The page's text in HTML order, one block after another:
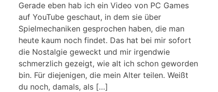
Gerade eben hab ich ein Video von PC Games
auf YouTube geschaut, in dem sie über
Spielmechaniken gesprochen haben, die man
heute kaum noch findet. Das hat bei mir sofort
die Nostalgie geweckt und mir irgendwie
schmerzlich gezeigt, wie alt ich schon geworden
bin. Für diejenigen, die mein Alter teilen. Weißt
du noch, damals, als […]